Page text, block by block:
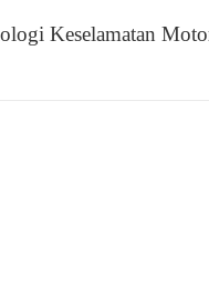
Keselamatan